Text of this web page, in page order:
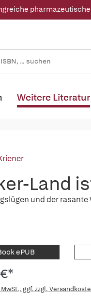
Weitere Literatur
Land
und der rasante
ePUB
ggf. zzgl.